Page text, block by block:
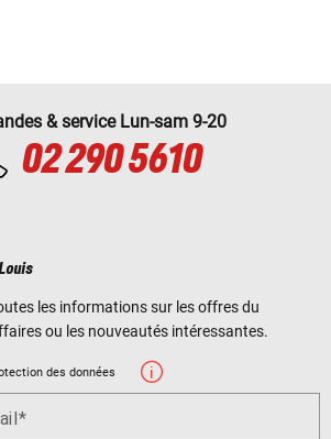
& service Lun-sam 9-20
02 290 5610
les informations sur les offres du
ou les nouveautés intéressantes.
des données